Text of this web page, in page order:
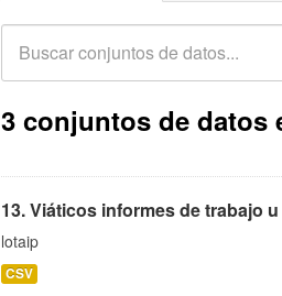
3 conjuntos de datos
13. Viáticos informes de trabajo
lotaip
CSV